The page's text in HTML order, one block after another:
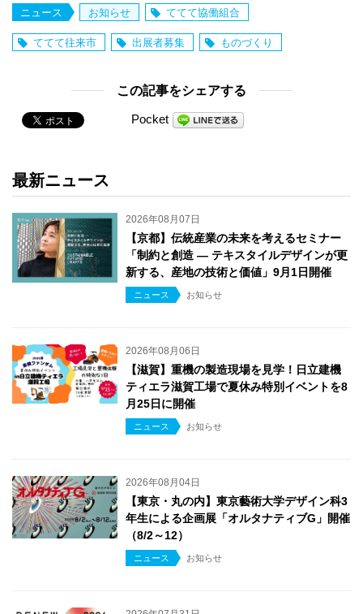
ニュース お知らせ ててて協働組合
ててて往来市 出展者募集 ものづくり
この記事をシェアする
Pocket
最新ニュース
2026年08月07日
【京都】伝統産業の未来を考えるセミナー
「制約と創造 ― テキスタイルデザインが更
新する、産地の技術と価値」9月1日開催
ニュース お知らせ
2026年08月06日
【滋賀】重機の製造現場を見学！日立建機
ティエラ滋賀工場で夏休み特別イベントを8
月25日に開催
ニュース お知らせ
2026年08月04日
【東京・丸の内】東京藝術大学デザイン科3
年生による企画展「オルタナティブG」開催
（8/2～12）
ニュース お知らせ